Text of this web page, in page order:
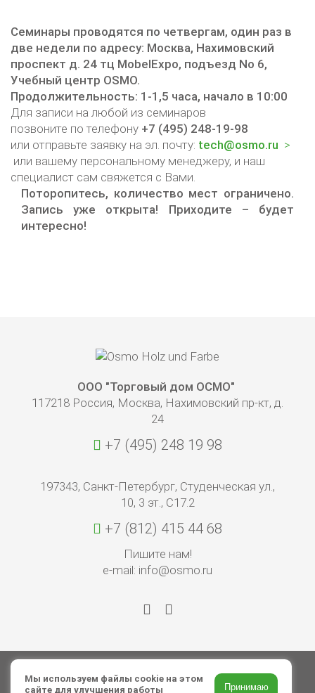
Семинары проводятся по четвергам, один раз в
две недели по адресу: Москва, Нахимовский
проспект д. 24 тц MobelExpo, подъезд No 6,
Учебный центр OSMO.
Продолжительность: 1-1,5 часа, начало в 10:00
Для записи на любой из семинаров
позвоните по телефону +7 (495) 248-19-98
или отправьте заявку на эл. почту: tech@osmo.ru
или вашему персональному менеджеру, и наш
специалист сам свяжется с Вами.
Поторопитесь, количество мест ограничено.
Запись уже открыта! Приходите – будет
интересно!
ООО "Торговый дом ОСМО"
117218 Россия, Москва, Нахимовский пр-кт, д.
24
+7 (495) 248 19 98
197343, Санкт-Петербург, Студенческая ул.,
10, 3 эт., С17.2
+7 (812) 415 44 68
Пишите нам!
e-mail: info@osmo.ru
© 2026 ООО «Торговый дом ОСМО»
Мы используем файлы cookie на этом
сайте для улучшения работы
Принимаю